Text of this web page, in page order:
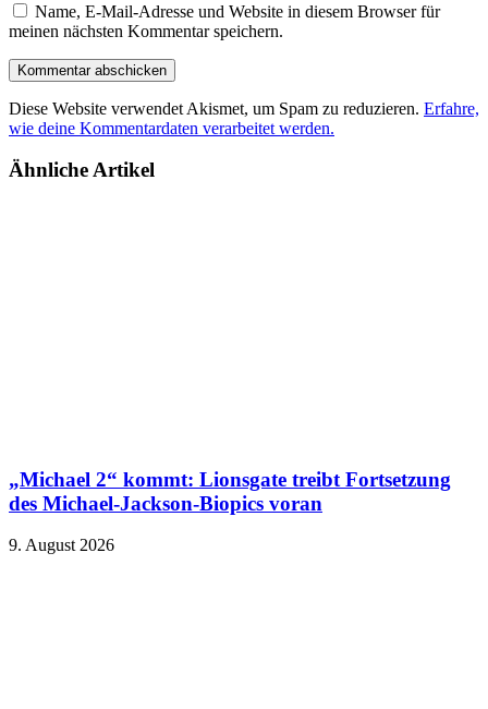
Name, E-Mail-Adresse und Website in diesem Browser für
meinen nächsten Kommentar speichern.
Diese Website verwendet Akismet, um Spam zu reduzieren. Erfahre,
wie deine Kommentardaten verarbeitet werden.
Ähnliche Artikel
„Michael 2“ kommt: Lionsgate treibt Fortsetzung
des Michael-Jackson-Biopics voran
9. August 2026